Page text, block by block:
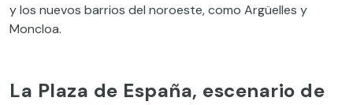
y los nuevos barrios del noroeste, como Argüelles y
Moncloa.
La Plaza de España, escenario de